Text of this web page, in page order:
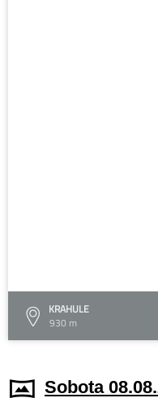
KRAHULE
930 m
Sobota